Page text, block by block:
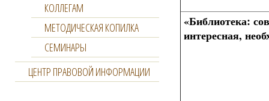
«Библиотека:
интересная,
КОЛЛЕГАМ
МЕТОДИЧЕСКАЯ КОПИЛКА
СЕМИНАРЫ
ЦЕНТР ПРАВОВОЙ ИНФОРМАЦИИ